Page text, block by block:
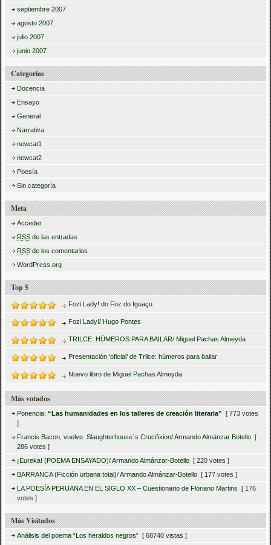
septiembre 2007
agosto 2007
julio 2007
junio 2007
Categorías
Docencia
Ensayo
General
Narrativa
newcat1
newcat2
Poesía
Sin categoría
Meta
Acceder
RSS de las entradas
RSS de los comentarios
WordPress.org
Top 5
Fozi Lady! do Foz do Iguaçu
Fozi Lady!/ Hugo Pontes
TRILCE: HÚMEROS PARA BAILAR/ Miguel Pachas Almeyda
Presentación ‘oficial’ de Trilce: húmeros para bailar
Nuevo libro de Miguel Pachas Almeyda
Más votados
Ponencia:“Las humanidades en los talleres de creación literaria”
[ 773 votes
]
Francis Bacon, vuelve. Slaughterhouse´s Crucifixion/ Armando Almánzar Botello [
286 votes ]
¡Eureka! (POEMA ENSAYADO)/ Armando Almánzar-Botello [ 220 votes ]
BARRANCA (Ficción urbana total)/ Armando Almánzar-Botello [ 177 votes ]
LA POESÍA PERUANA EN EL SIGLO XX – Cuestionario de Floriano Martins
[ 176
votes ]
Más Visitados
Análisis del poema “Los heraldos negros” [ 68740 vistas ]